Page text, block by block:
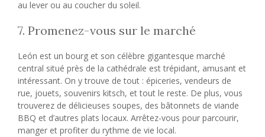
au lever ou au coucher du soleil.
7. Promenez-vous sur le marché
León est un bourg et son célèbre gigantesque marché
central situé près de la cathédrale est trépidant, amusant et
intéressant. On y trouve de tout : épiceries, vendeurs de
rue, jouets, souvenirs kitsch, et tout le reste. De plus, vous
trouverez de délicieuses soupes, des bâtonnets de viande
BBQ et d’autres plats locaux. Arrêtez-vous pour parcourir,
manger et profiter du rythme de vie local.